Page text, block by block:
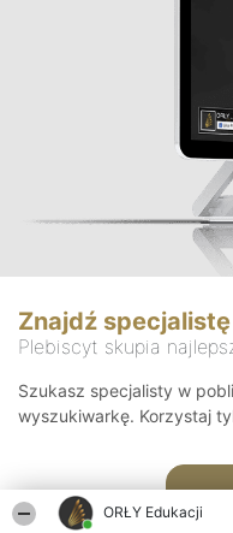
ORŁY Edukacji
Znajdź specjalistę
Plebiscyt skupia
Szukasz specjalisty w
wyszukiwarkę. Korzystaj